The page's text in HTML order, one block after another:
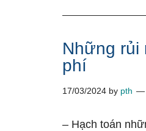
làm
toán
Những rủi
phí
17/03/2024 by pth
– Hạch toán